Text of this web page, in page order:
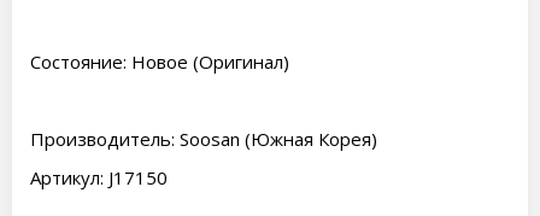
Состояние: Новое (Оригинал)
Производитель: Soosan (Южная Корея)
Артикул: J17150